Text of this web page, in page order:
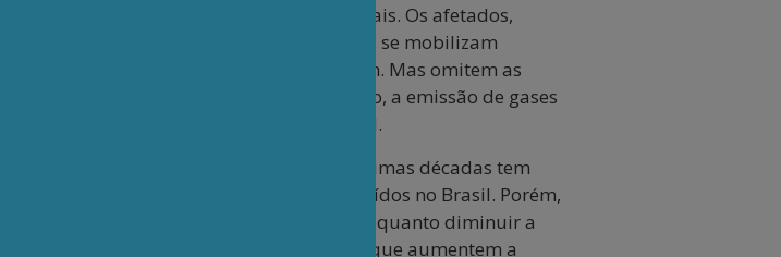
reservatório causam óbvios impactos locais. Os afetados,
as que militam em causas ambientais), se mobilizam
da construção, que certamente existem. Mas omitem as
do fenômeno sob análise (por exemplo, a emissão de gases
dimensão. Não apenas na escala local.
não sente. Por isso, durante as últimas décadas tem
de regularização têm sido construídos no Brasil. Porém,
consciência de que tão importante quanto diminuir a
às mudanças climáticas. Obras que aumentem a